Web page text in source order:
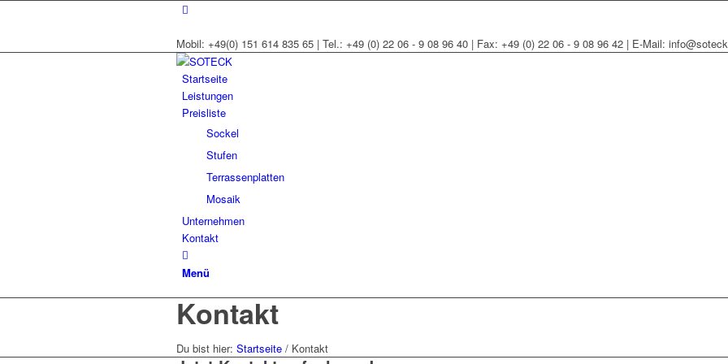
Mobil: +49(0) 151 614 835 65 | Tel.: +49 (0) 22 06 - 9 08 96 40 | Fax: +49 (0) 22 06 - 9 08 96 42 | E-Mail:
Startseite
Leistungen
Preisliste
Sockel
Stufen
Terrassenplatten
Mosaik
Unternehmen
Kontakt
Menü
Kontakt
Du bist hier: Startseite / Kontakt